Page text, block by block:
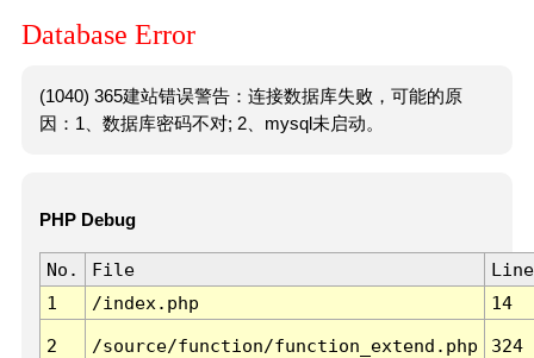
Database Error
(1040) 365建站错误警告：连接数据库失败，可能的原
因：1、数据库密码不对; 2、mysql未启动。
PHP Debug
No. File
Line
1
/index.php 14
2 /source/function/function_extend.php 324